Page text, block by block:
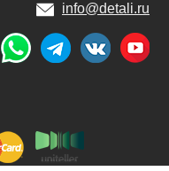
info@detali.ru